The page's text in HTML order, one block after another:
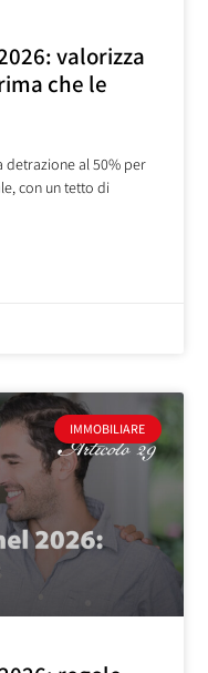
valorizza
che le
detrazione al 50% per
con un tetto di
IMMOBILIARE